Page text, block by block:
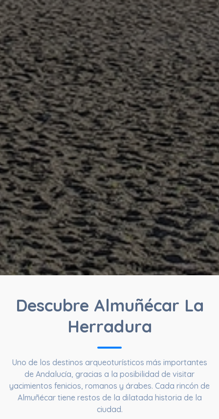
Descubre Almuñécar La
Herradura
Uno de los destinos arqueoturísticos más importantes
de Andalucía, gracias a la posibilidad de visitar
yacimientos fenicios, romanos y árabes. Cada rincón de
Almuñécar tiene restos de la dilatada historia de la
ciudad.